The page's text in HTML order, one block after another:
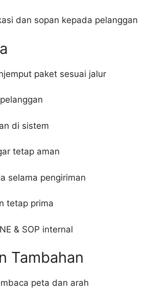
dan sopan kepada pelanggan
paket sesuai jalur
di sistem
tetap aman
selama pengiriman
tetap prima
& SOP internal
Tambahan
peta dan arah